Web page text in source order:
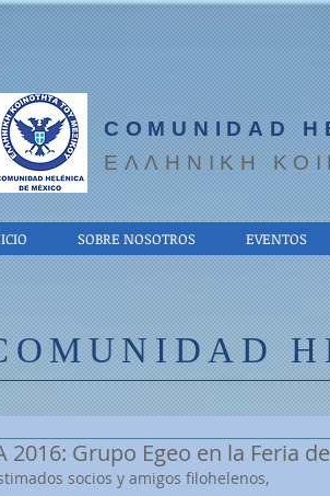
COMUNIDAD
EΛΛΗΝΙΚΗ
SOBRE NOSOTROS EVENTOS
2016: Grupo Egeo en la Feria
socios y amigos filohelenos,